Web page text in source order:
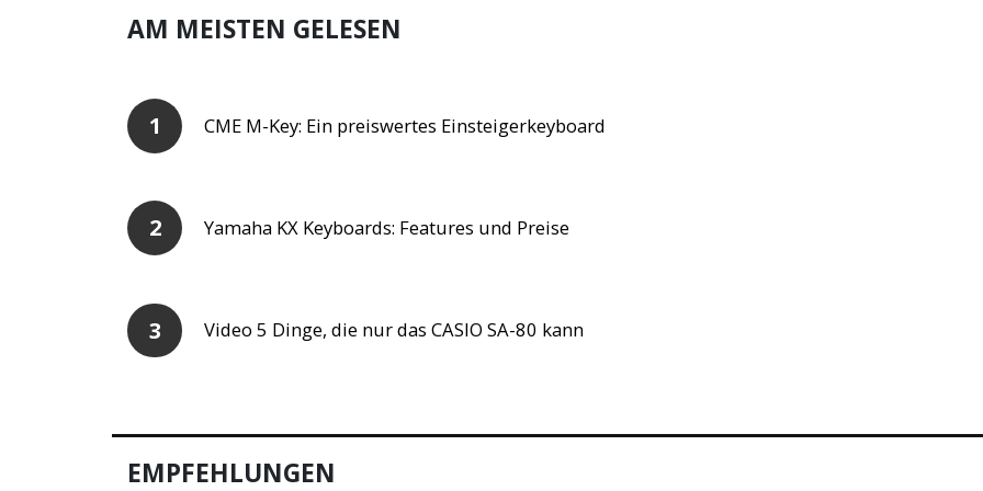
AM MEISTEN GELESEN
CME M-Key: Ein preiswertes Einsteigerkeyboard
Yamaha KX Keyboards: Features und Preise
Video 5 Dinge, die nur das CASIO SA-80 kann
EMPFEHLUNGEN